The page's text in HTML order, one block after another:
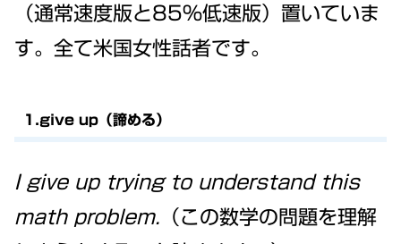
（通常速度版と85%低速版）置いていま
す。全て米国女性話者です。
1.give up（諦める）
I give up trying to understand this
math problem. （この数学の問題を理解